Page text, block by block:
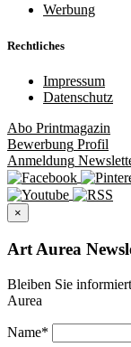
Werbung
Rechtliches
Impressum
Datenschutz
Abo Printmagazin
Bewerbung Profil
Anmeldung
×
Art Aurea
Bleiben Sie
Aurea
Name*